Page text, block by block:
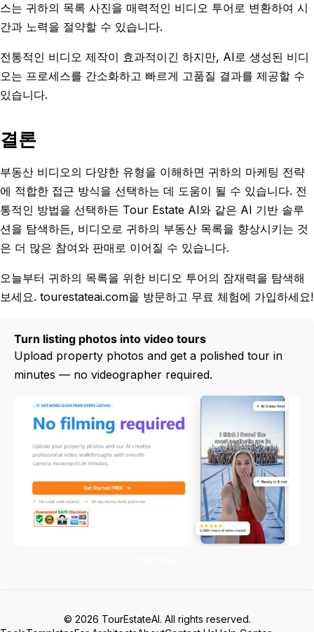
스는 귀하의 목록 사진을 매력적인 비디오 투어로 변환하여 시
간과 노력을 절약할 수 있습니다.
전통적인 비디오 제작이 효과적이긴 하지만, AI로 생성된 비디
오는 프로세스를 간소화하고 빠르게 고품질 결과를 제공할 수
있습니다.
결론
부동산 비디오의 다양한 유형을 이해하면 귀하의 마케팅 전략
에 적합한 접근 방식을 선택하는 데 도움이 될 수 있습니다. 전
통적인 방법을 선택하든 Tour Estate AI와 같은 AI 기반 솔루
션을 탐색하든, 비디오로 귀하의 부동산 목록을 향상시키는 것
은 더 많은 참여와 판매로 이어질 수 있습니다.
오늘부터 귀하의 목록을 위한 비디오 투어의 잠재력을 탐색해
보세요. tourestateai.com을 방문하고 무료 체험에 가입하세요!
Turn listing photos into video tours
Upload property photos and get a polished tour in
minutes — no videographer required.
© 2026 TourEstateAI. All rights reserved.